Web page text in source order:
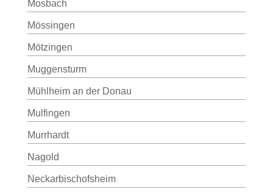
Mosbach
Mössingen
Mötzingen
Muggensturm
Mühlheim an der Donau
Mulfingen
Murrhardt
Nagold
Neckarbischofsheim